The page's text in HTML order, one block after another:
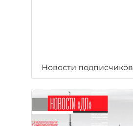
Новости подписчиков